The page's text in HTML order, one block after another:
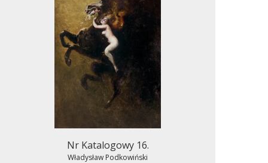
Nr Katalogowy 16.
Władysław Podkowiński